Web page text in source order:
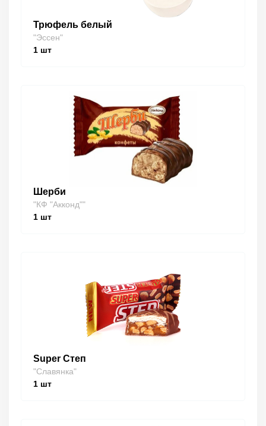
Трюфель белый
"Эссен"
1 шт
Шерби
"КФ "Акконд""
1 шт
Super Степ
"Славянка"
1 шт